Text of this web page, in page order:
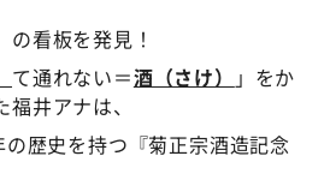
看板を発見！
て通れない＝酒（さけ）
」をか
井アナは、
歴史を持つ『菊正宗酒造記念